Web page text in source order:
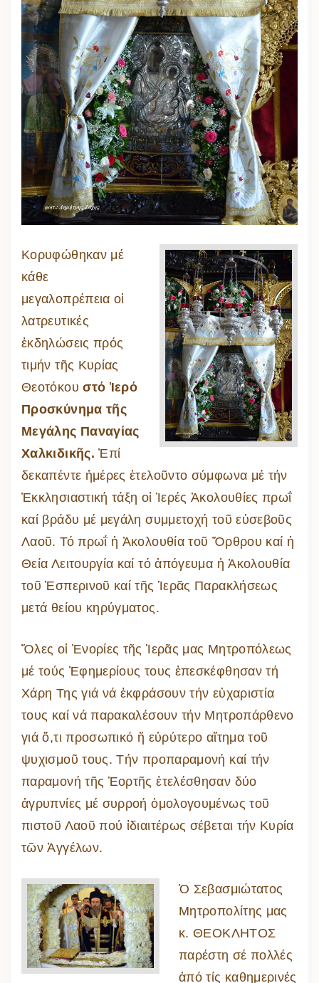
Κορυφώθηκαν μέ
κάθε
μεγαλοπρέπεια οἱ
λατρευτικές
ἐκδηλώσεις πρός
τιμήν τῆς Κυρίας
Θεοτόκου στό Ἱερό
Προσκύνημα τῆς
Μεγάλης Παναγίας
Χαλκιδικῆς. Ἐπί
δεκαπέντε ἡμέρες ἐτελοῦντο σύμφωνα μέ τήν
Ἐκκλησιαστική τάξη οἱ Ἱερές Ἀκολουθίες πρωΐ
καί βράδυ μέ μεγάλη συμμετοχή τοῦ εὐσεβοῦς
Λαοῦ. Τό πρωΐ ἡ Ἀκολουθία τοῦ Ὄρθρου καί ἡ
Θεία Λειτουργία καί τό ἀπόγευμα ἡ Ἀκολουθία
τοῦ Ἑσπερινοῦ καί τῆς Ἱερᾶς Παρακλήσεως
μετά θείου κηρύγματος.
Ὅλες οἱ Ἐνορίες τῆς Ἱερᾶς μας Μητροπόλεως
μέ τούς Ἐφημερίους τους ἐπεσκέφθησαν τή
Χάρη Της γιά νά ἐκφράσουν τήν εὐχαριστία
τους καί νά παρακαλέσουν τήν Μητροπάρθενο
γιά ὅ,τι προσωπικό ἤ εὐρύτερο αἴτημα τοῦ
ψυχισμοῦ τους. Τήν προπαραμονή καί τήν
παραμονή τῆς Ἑορτῆς ἐτελέσθησαν δύο
ἀγρυπνίες μέ συρροή ὁμολογουμένως τοῦ
πιστοῦ Λαοῦ πού ἰδιαιτέρως σέβεται τήν Κυρία
τῶν Ἀγγέλων.
Ὁ Σεβασμιώτατος
Μητροπολίτης μας
κ. ΘΕΟΚΛΗΤΟΣ
παρέστη σέ πολλές
ἀπό τίς καθημερινές